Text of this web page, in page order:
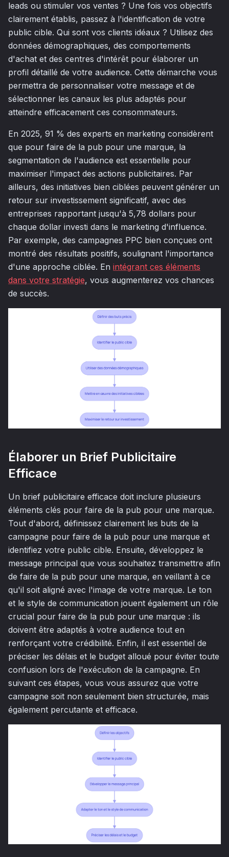
leads ou stimuler vos ventes ? Une fois vos objectifs
clairement établis, passez à l'identification de votre
public cible. Qui sont vos clients idéaux ? Utilisez des
données démographiques, des comportements
d'achat et des centres d'intérêt pour élaborer un
profil détaillé de votre audience. Cette démarche vous
permettra de personnaliser votre message et de
sélectionner les canaux les plus adaptés pour
atteindre efficacement ces consommateurs.
En 2025, 91 % des experts en marketing considèrent
que pour faire de la pub pour une marque, la
segmentation de l'audience est essentielle pour
maximiser l'impact des actions publicitaires. Par
ailleurs, des initiatives bien ciblées peuvent générer un
retour sur investissement significatif, avec des
entreprises rapportant jusqu'à 5,78 dollars pour
chaque dollar investi dans le marketing d'influence.
Par exemple, des campagnes PPC bien conçues ont
montré des résultats positifs, soulignant l'importance
d'une approche ciblée. En intégrant ces éléments
dans votre stratégie, vous augmenterez vos chances
de succès.
Élaborer un Brief Publicitaire
Efficace
Un brief publicitaire efficace doit inclure plusieurs
éléments clés pour faire de la pub pour une marque.
Tout d'abord, définissez clairement les buts de la
campagne pour faire de la pub pour une marque et
identifiez votre public cible. Ensuite, développez le
message principal que vous souhaitez transmettre afin
de faire de la pub pour une marque, en veillant à ce
qu'il soit aligné avec l'image de votre marque. Le ton
et le style de communication jouent également un rôle
crucial pour faire de la pub pour une marque : ils
doivent être adaptés à votre audience tout en
renforçant votre crédibilité. Enfin, il est essentiel de
préciser les délais et le budget alloué pour éviter toute
confusion lors de l'exécution de la campagne. En
suivant ces étapes, vous vous assurez que votre
campagne soit non seulement bien structurée, mais
également percutante et efficace.